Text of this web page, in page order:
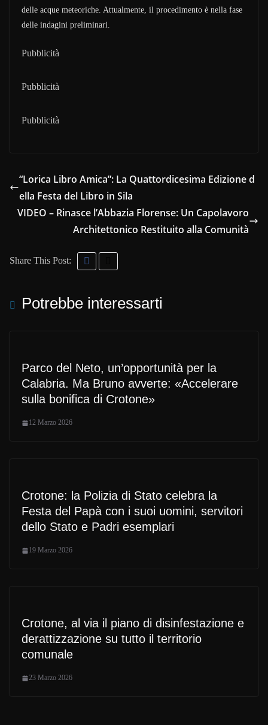
delle acque meteoriche. Attualmente, il procedimento è nella fase
delle indagini preliminari.
Pubblicità
Pubblicità
Pubblicità
“Lorica Libro Amica”: La Quattordicesima Edizione d
ella Festa del Libro in Sila
VIDEO – Rinasce l’Abbazia Florense: Un Capolavoro
Architettonico Restituito alla Comunità
Share This Post:
Potrebbe interessarti
Parco del Neto, un’opportunità per la
Calabria. Ma Bruno avverte: «Accelerare
sulla bonifica di Crotone»
12 Marzo 2026
Crotone: la Polizia di Stato celebra la
Festa del Papà con i suoi uomini, servitori
dello Stato e Padri esemplari
19 Marzo 2026
Crotone, al via il piano di disinfestazione e
derattizzazione su tutto il territorio
comunale
23 Marzo 2026